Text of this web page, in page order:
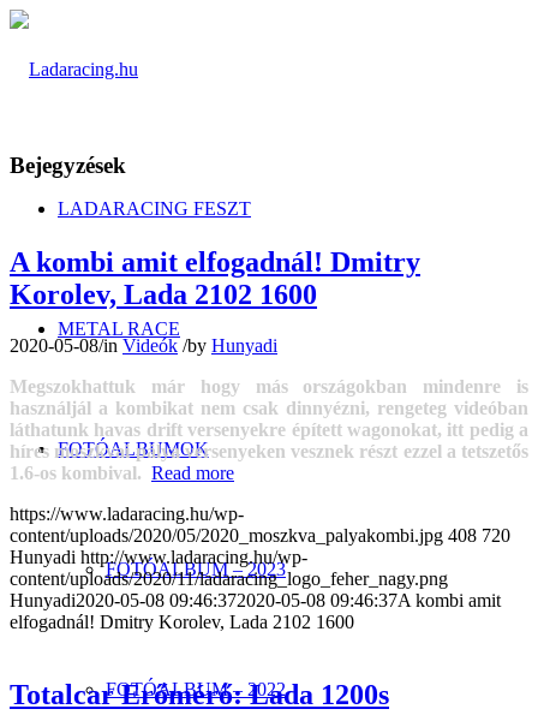
LADARACING FESZT
METAL RACE
FOTÓALBUMOK
FOTÓALBUM – 2023
FOTÓALBUM – 2022
Bejegyzések
A kombi amit elfogadnál! Dmitry
Korolev, Lada 2102 1600
2020-05-08/in Videók /by Hunyadi
Megszokhattuk már hogy más országokban mindenre is
használjál a kombikat nem csak dinnyézni, rengeteg videóban
láthatunk havas drift versenyekre épített wagonokat, itt pedig a
híres moszkvai pálya versenyeken vesznek részt ezzel a tetszetős
1.6-os kombival. Read more
https://www.ladaracing.hu/wp-
content/uploads/2020/05/2020_moszkva_palyakombi.jpg 408 720
Hunyadi http://www.ladaracing.hu/wp-
content/uploads/2020/11/ladaracing_logo_feher_nagy.png
Hunyadi2020-05-08 09:46:372020-05-08 09:46:37A kombi amit
elfogadnál! Dmitry Korolev, Lada 2102 1600
Totalcar Erőmérő: Lada 1200s